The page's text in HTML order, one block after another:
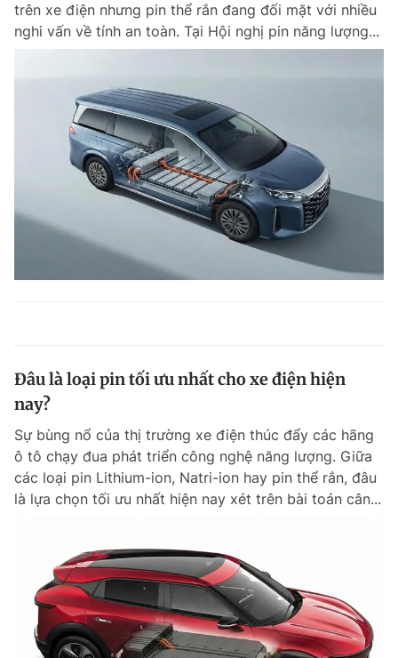
trên xe điện nhưng pin thể rắn đang đối mặt với nhiều
nghi vấn về tính an toàn. Tại Hội nghị pin năng lượng...
Đâu là loại pin tối ưu nhất cho xe điện hiện
nay?
Sự bùng nổ của thị trường xe điện thúc đẩy các hãng
ô tô chạy đua phát triển công nghệ năng lượng. Giữa
các loại pin Lithium-ion, Natri-ion hay pin thể rắn, đâu
là lựa chọn tối ưu nhất hiện nay xét trên bài toán cân...